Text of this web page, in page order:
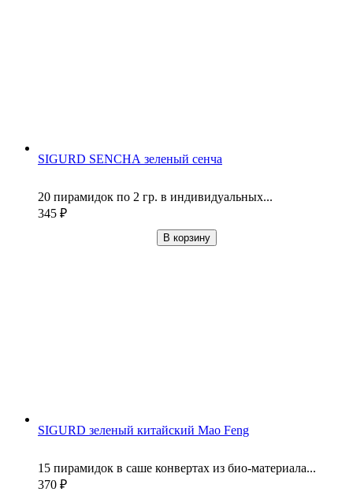
SIGURD SENCHA зеленый сенча
20 пирамидок по 2 гр. в индивидуальных...
345 ₽
В корзину
SIGURD зеленый китайский Mao Feng
15 пирамидок в саше конвертах из био-материала...
370 ₽